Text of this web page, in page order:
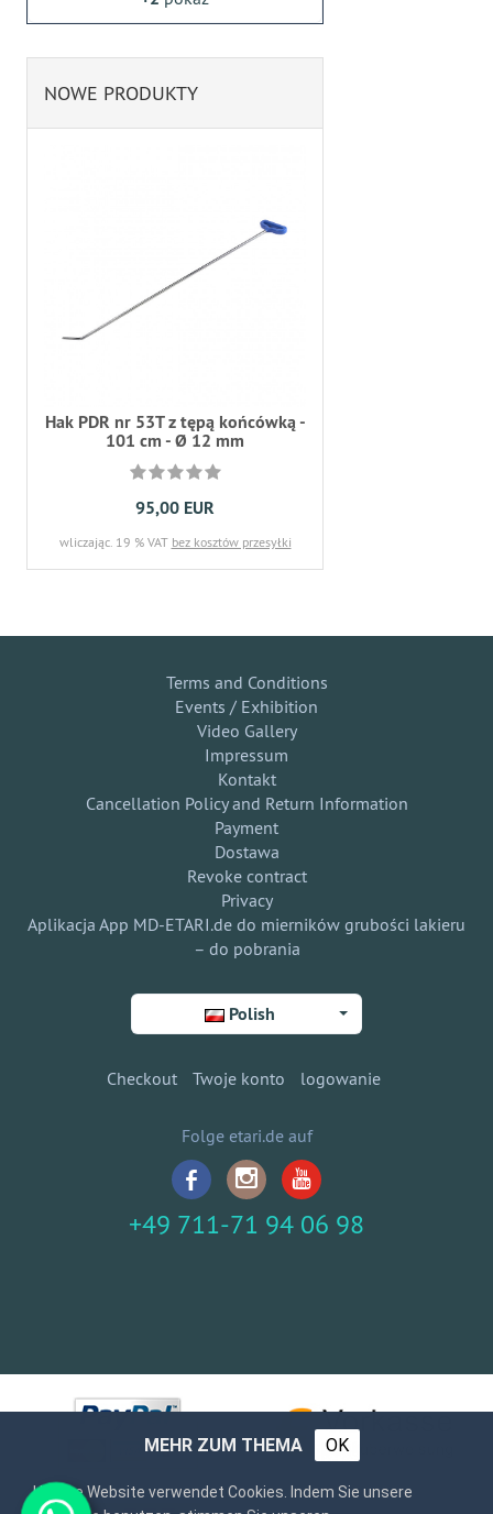
NOWE PRODUKTY
Hak PDR nr 53T z tępą końcówką -
101 cm - Ø 12 mm
95,00 EUR
wliczając. 19 % VAT bez kosztów przesyłki
Terms and Conditions
Events / Exhibition
Video Gallery
Impressum
Kontakt
Cancellation Policy and Return Information
Payment
Dostawa
Revoke contract
Privacy
Aplikacja App MD-ETARI.de do mierników grubości lakieru
– do pobrania
Polish
Checkout Twoje konto logowanie
Folge etari.de auf
+49 711-71 94 06 98
MEHR ZUM THEMA OK
Unsere Website verwendet Cookies. Indem Sie unsere